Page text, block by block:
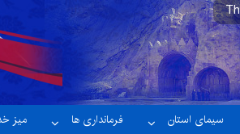
سیمای استان فرمانداری ها میز